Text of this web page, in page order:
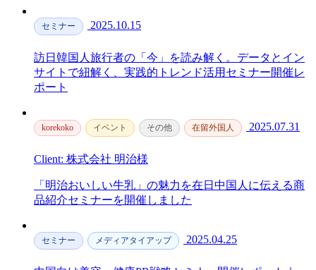
セミナー 2025.10.15
訪日韓国人旅行者の「今」を読み解く。データとイン
サイトで紐解く、実践的トレンド活用セミナー開催レ
ポート
korekoko イベント その他 在留外国人 2025.07.31
Client: 株式会社 明治様
「明治おいしい牛乳」の魅力を在日中国人に伝える商
品紹介セミナーを開催しました
セミナー メディアタイアップ 2025.04.25